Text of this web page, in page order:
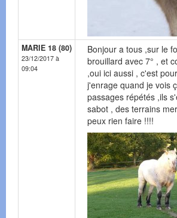
MARIE 18 (80)
23/12/2017 à
09:04
Bonjour a tous ,sur le
brouillard avec 7° , et
,oui ici aussi , c'est
j'enrage quand je vois
passages répétés ,ils
sabot , des terrains
peux rien faire !!!!